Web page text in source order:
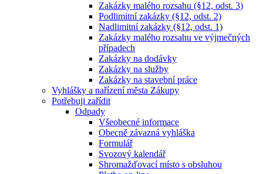
Zakázky malého rozsahu (§12, odst. 3)
Podlimitní zakázky (§12, odst. 2)
Nadlimitní zakázky (§12, odst. 1)
Zakázky malého rozsahu ve výjmečných
případech
Zakázky na dodávky
Zakázky na služby
Zakázky na stavební práce
Vyhlášky a nařízení města Zákupy
Potřebuji zařídit
Odpady
Všeobecné informace
Obecně závazná vyhláška
Formulář
Svozový kalendář
Shromažďovací místo s obsluhou